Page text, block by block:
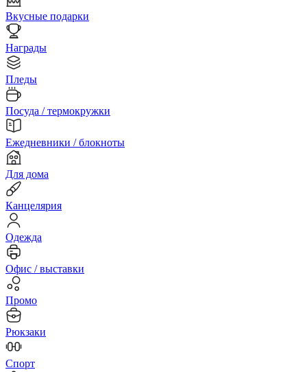
Вкусные подарки
Награды
Пледы
Посуда / термокружки
Ежедневники / блокноты
Для дома
Канцелярия
Одежда
Офис / выставки
Промо
Рюкзаки
Спорт